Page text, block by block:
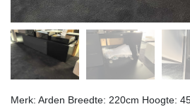
Merk: Arden Breedte: 220cm Hoogte: